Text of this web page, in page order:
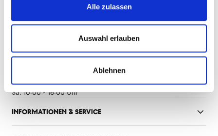
Alle zulassen
Auswahl erlauben
Ablehnen
FANSHOP MEWA ARENA
Mo-Fr: 10:00 - 18:30 Uhr
Mo-Fr: 10:00 - 18:30 Uhr
Sa: 10:00 - 16:00 Uhr
INFORMATIONEN & SERVICE